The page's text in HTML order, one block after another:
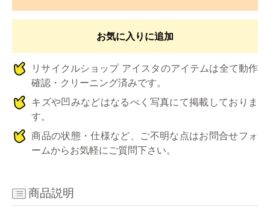
お気に入りに追加
リサイクルショップ アイスタのアイテムは全て動作
確認・クリーニング済みです。
キズや凹みなどはなるべく写真にて掲載しておりま
す。
商品の状態・仕様など、ご不明な点はお問合せフォ
ームからお気軽にご質問下さい。
商品説明